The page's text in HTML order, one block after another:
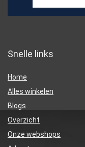
Snelle links
Home
Alles winkelen
Blogs
Overzicht
Onze webshops